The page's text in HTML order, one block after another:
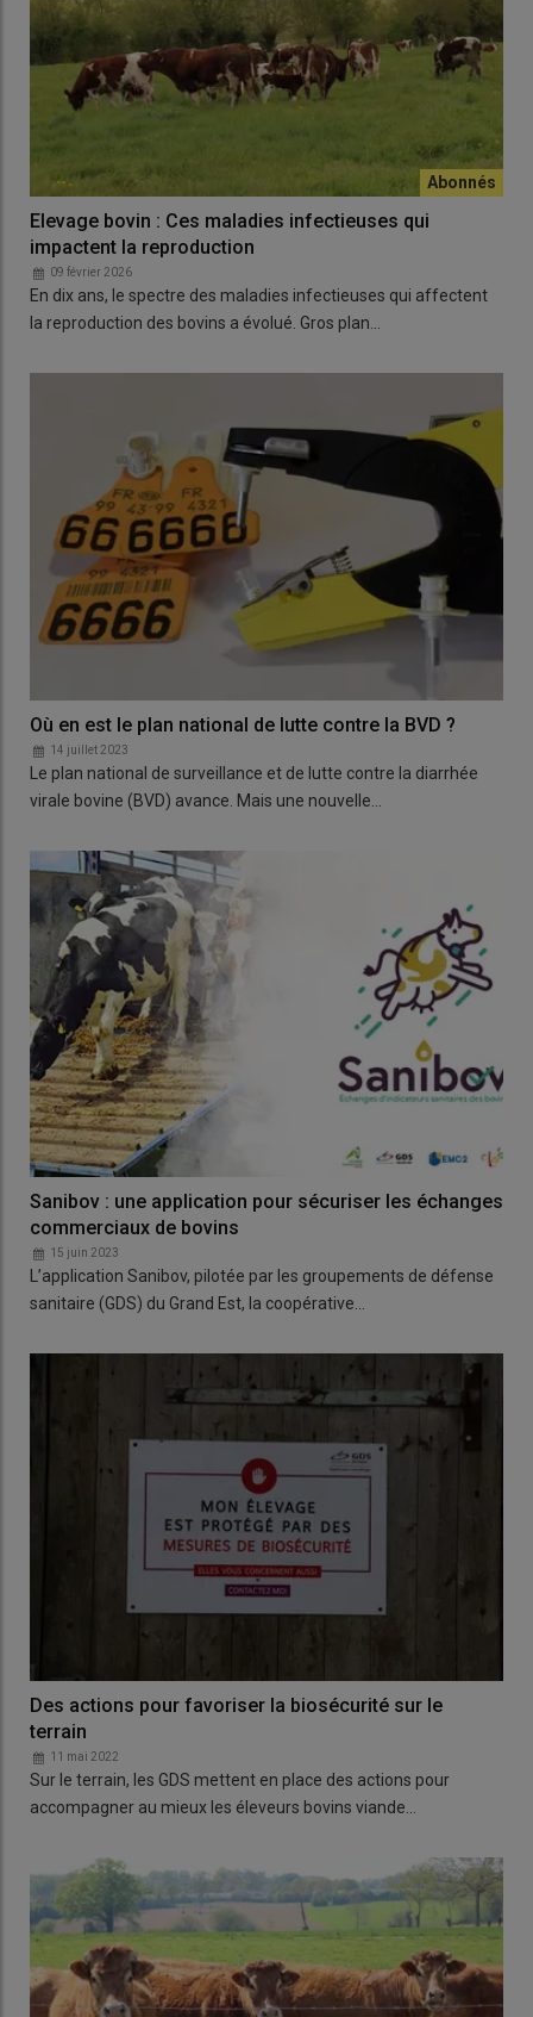
Elevage bovin : Ces maladies infectieuses qui
impactent la reproduction
09 février 2026
En dix ans, le spectre des maladies infectieuses qui affectent
la reproduction des bovins a évolué. Gros plan…
Où en est le plan national de lutte contre la BVD ?
14 juillet 2023
Le plan national de surveillance et de lutte contre la diarrhée
virale bovine (BVD) avance. Mais une nouvelle…
Sanibov : une application pour sécuriser les échanges
commerciaux de bovins
15 juin 2023
L’application Sanibov, pilotée par les groupements de défense
sanitaire (GDS) du Grand Est, la coopérative…
Des actions pour favoriser la biosécurité sur le
terrain
11 mai 2022
Sur le terrain, les GDS mettent en place des actions pour
accompagner au mieux les éleveurs bovins viande…